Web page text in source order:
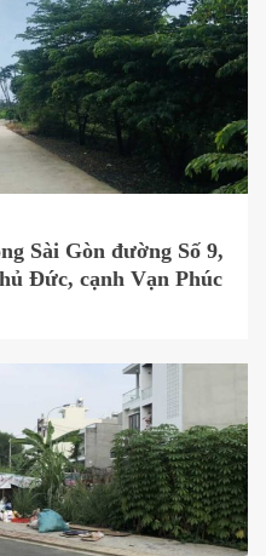
Sài Gòn đường Số 9,
Đức, cạnh Vạn Phúc